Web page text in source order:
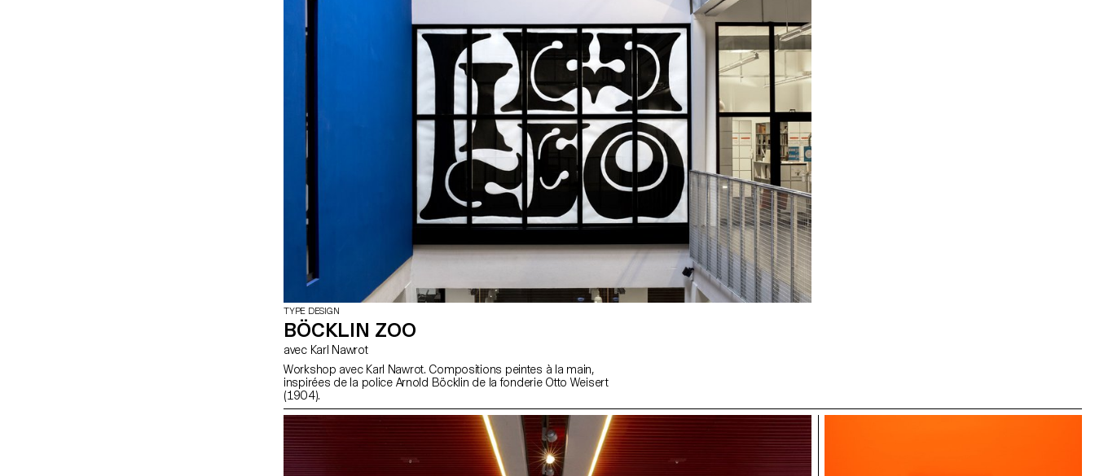
TYPE DESIGN
BÖCKLIN ZOO
avec Karl Nawrot
Workshop avec Karl Nawrot. Compositions peintes à la main,
inspirées de la police Arnold Böcklin de la fonderie Otto Weisert
(1904).